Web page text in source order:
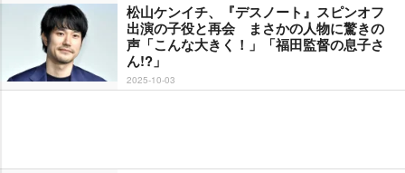
松山ケンイチ、『デスノート』スピンオフ
出演の子役と再会 まさかの人物に驚きの
声「こんな大きく！」「福田監督の息子さ
ん!?」
2025-10-03